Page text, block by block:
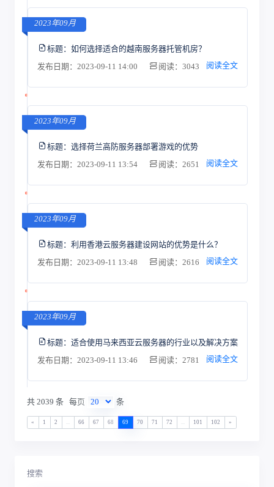
2023年09月
标题： 如何选择适合的越南服务器托管机房？
发布日期：2023-09-11 14:00
阅读：3043 阅读全文
2023年09月
标题： 选择荷兰高防服务器部署游戏的优势
发布日期：2023-09-11 13:54
阅读：2651 阅读全文
2023年09月
标题： 利用香港云服务器建设网站的优势是什么？
发布日期：2023-09-11 13:48
阅读：2616 阅读全文
2023年09月
标题： 适合使用马来西亚云服务器的行业以及解决方案
发布日期：2023-09-11 13:46
阅读：2781 阅读全文
共 2039 条 每页 条
« 1 2 66 67 68 69 70 71 72 101 102 »
搜索